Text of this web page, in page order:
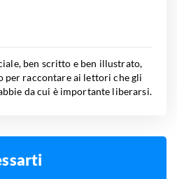
ben scritto e ben illustrato,
per raccontare ai lettori che gli
da cui è importante liberarsi.